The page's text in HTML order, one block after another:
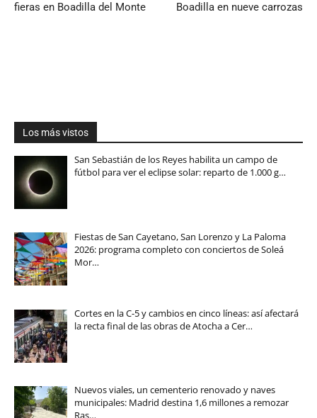
fieras en Boadilla del Monte
Boadilla en nueve carrozas
Los más vistos
San Sebastián de los Reyes habilita un campo de
fútbol para ver el eclipse solar: reparto de 1.000 g…
Fiestas de San Cayetano, San Lorenzo y La Paloma
2026: programa completo con conciertos de Soleá
Mor…
Cortes en la C-5 y cambios en cinco líneas: así afectará
la recta final de las obras de Atocha a Cer…
Nuevos viales, un cementerio renovado y naves
municipales: Madrid destina 1,6 millones a remozar
Ras…